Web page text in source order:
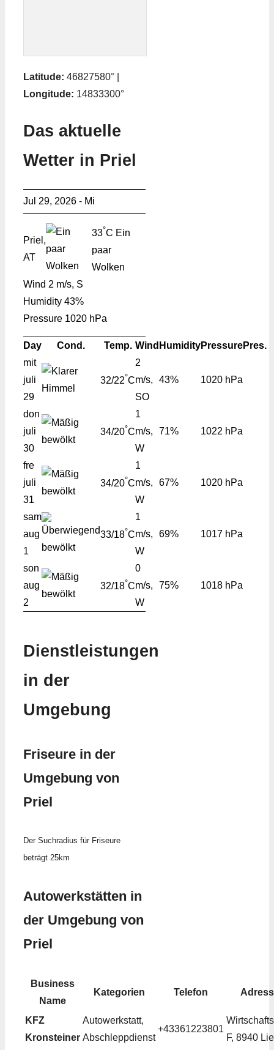
Latitude: 46827580° |
Longitude: 14833300°
Das aktuelle
Wetter in Priel
Jul 29, 2026 - Mi
Priel,
AT
33°C Ein
paar
Wolken
Wind 2 m/s, S
Humidity 43%
Pressure 1020 hPa
Day Cond. Temp. Wind HumidityPressurePres.
mit
juli
29
32/22°C
2
m/s,
SO
43% 1020 hPa
don
juli
30
34/20°C
1
m/s,
W
71% 1022 hPa
fre
juli
31
34/20°C
1
m/s,
W
67% 1020 hPa
sam
aug
1
33/18°C
1
m/s,
W
69% 1017 hPa
son
aug
2
32/18°C
0
m/s,
W
75% 1018 hPa
Dienstleistungen
in der
Umgebung
Friseure in der
Umgebung von
Priel
Der Suchradius für Friseure
beträgt 25km
Autowerkstätten in
der Umgebung von
Priel
Business
Name
Kategorien Telefon
KFZ
Kronsteiner
Autowerkstatt,
Abschleppdienst
+43361223801
F, 8940